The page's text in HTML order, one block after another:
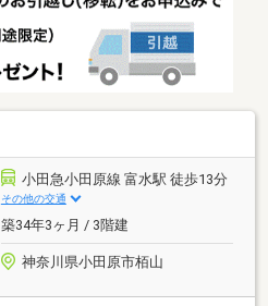
小田急小田原線 富水駅 徒歩13分
その他の交通
築34年3ヶ月 / 3階建
神奈川県小田原市栢山